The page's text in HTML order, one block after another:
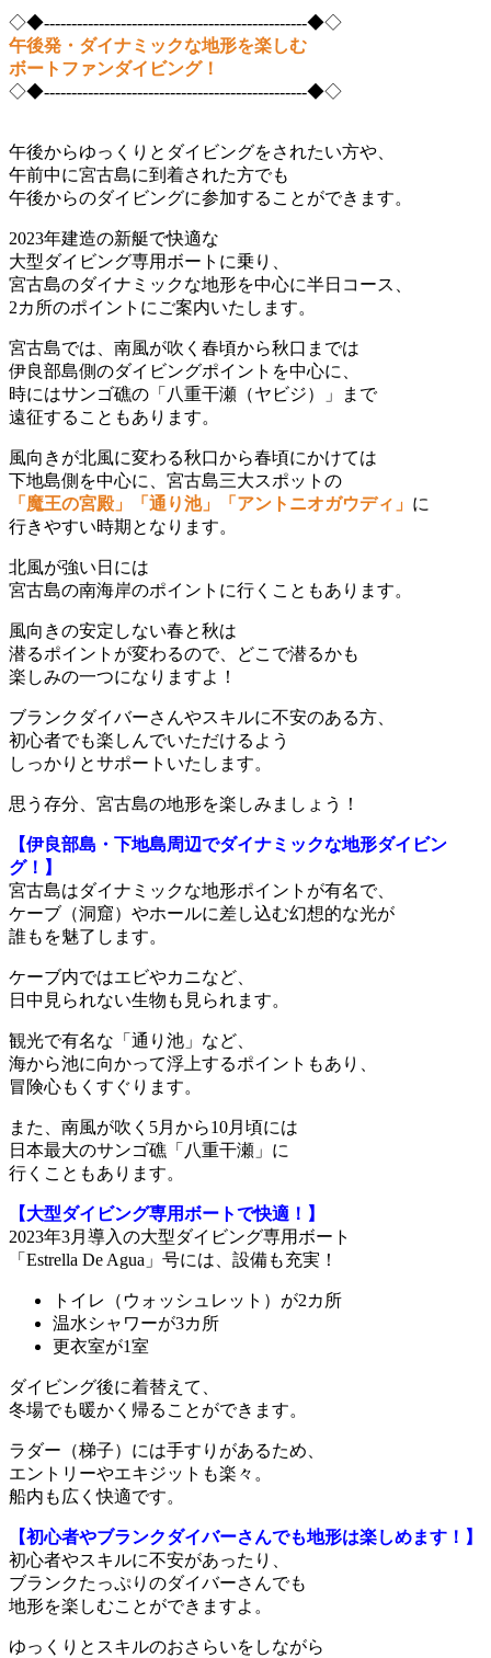
◇◆------------------------------------------------◆◇
午後発・ダイナミックな地形を楽しむ
ボートファンダイビング！
◇◆------------------------------------------------◆◇
午後からゆっくりとダイビングをされたい方や、
午前中に宮古島に到着された方でも
午後からのダイビングに参加することができます。
2023年建造の新艇で快適な
大型ダイビング専用ボートに乗り、
宮古島のダイナミックな地形を中心に半日コース、
2カ所のポイントにご案内いたします。
宮古島では、南風が吹く春頃から秋口までは
伊良部島側のダイビングポイントを中心に、
時にはサンゴ礁の「八重干瀬（ヤビジ）」まで
遠征することもあります。
風向きが北風に変わる秋口から春頃にかけては
下地島側を中心に、宮古島三大スポットの
「魔王の宮殿」「通り池」「アントニオガウディ」 に
行きやすい時期となります。
北風が強い日には
宮古島の南海岸のポイントに行くこともあります。
風向きの安定しない春と秋は
潜るポイントが変わるので、どこで潜るかも
楽しみの一つになりますよ！
ブランクダイバーさんやスキルに不安のある方、
初心者でも楽しんでいただけるよう
しっかりとサポートいたします。
思う存分、宮古島の地形を楽しみましょう！
【伊良部島・下地島周辺でダイナミックな地形ダイビン
グ！】
宮古島はダイナミックな地形ポイントが有名で、
ケーブ（洞窟）やホールに差し込む幻想的な光が
誰もを魅了します。
ケーブ内ではエビやカニなど、
日中見られない生物も見られます。
観光で有名な「通り池」など、
海から池に向かって浮上するポイントもあり、
冒険心もくすぐります。
また、南風が吹く5月から10月頃には
日本最大のサンゴ礁「八重干瀬」に
行くこともあります。
【大型ダイビング専用ボートで快適！】
2023年3月導入の大型ダイビング専用ボート
「Estrella De Agua」号には、設備も充実！
トイレ（ウォッシュレット）が2カ所
温水シャワーが3カ所
更衣室が1室
ダイビング後に着替えて、
冬場でも暖かく帰ることができます。
ラダー（梯子）には手すりがあるため、
エントリーやエキジットも楽々。
船内も広く快適です。
【初心者やブランクダイバーさんでも地形は楽しめます！】
初心者やスキルに不安があったり、
ブランクたっぷりのダイバーさんでも
地形を楽しむことができますよ。
ゆっくりとスキルのおさらいをしながら